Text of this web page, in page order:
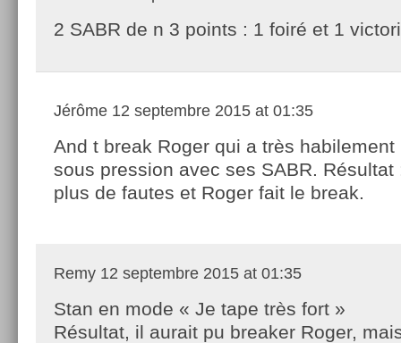
2 SABR de n 3 points : 1 foiré et 1
Jérôme 12 septembre 2015 at 01:35
And t break Roger qui a très habilement
sous pression avec ses SABR. Résultat
plus de fautes et Roger fait le break.
Remy 12 septembre 2015 at 01:35
Stan en mode « Je tape très fort »
Résultat, il aurait pu breaker Roger,